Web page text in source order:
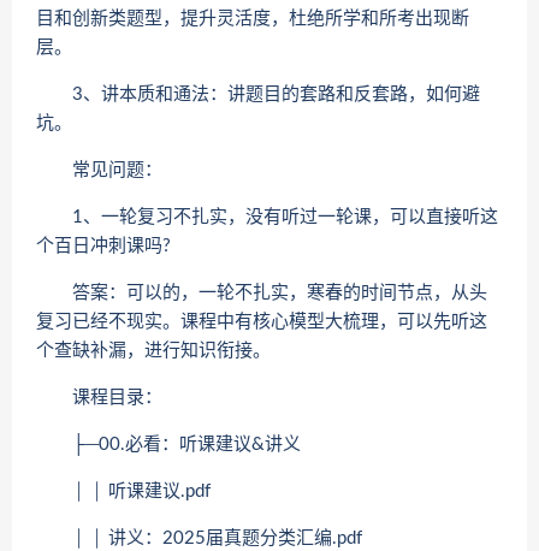
目和创新类题型，提升灵活度，杜绝所学和所考出现断
层。
3、讲本质和通法：讲题目的套路和反套路，如何避
坑。
常见问题：
1、一轮复习不扎实，没有听过一轮课，可以直接听这
个百日冲刺课吗?
答案：可以的，一轮不扎实，寒春的时间节点，从头
复习已经不现实。课程中有核心模型大梳理，可以先听这
个查缺补漏，进行知识衔接。
课程目录：
├─00.必看：听课建议&讲义
│ │ 听课建议.pdf
│ │ 讲义：2025届真题分类汇编.pdf